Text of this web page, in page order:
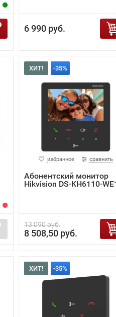
6 990 руб.
ХИТ! -35%
избранное сравнить
Абонентский монитор
Hikvision DS-KH6110-
13 090 руб.
8 508,50 руб.
ХИТ! -35%